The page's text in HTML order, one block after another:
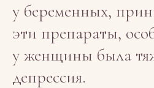
у беременных,
эти препараты,
у женщины была
депрессия.